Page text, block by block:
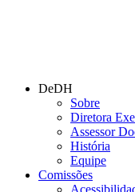
DeDH
Sobre
Diretora
Assessor
História
Equipe
Comissões